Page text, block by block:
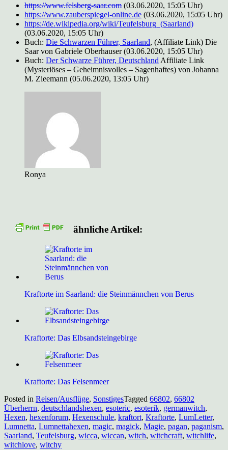
https://www.felsberg-saar.com (03.06.2020, 15:05 Uhr)
https://www.zauberspiegel-online.de (03.06.2020, 15:05 Uhr)
https://de.wikipedia.org/wiki/Teufelsburg_(Saarland)
(03.06.2020, 15:05 Uhr)
Buch: Die Schwarzen Führer, Saarland, (Affiliate Link) Die
Saar von Gabriele Oberhauser (03.06.2020, 15:05 Uhr)
Buch: Der Schwarze Führer, Deutschland Affiliate Link
(Mysteriöses – Geheimnisvolles – Sagenhaftes) von Johanna
M. Zieemann (05.06.2020, 13:05 Uhr)
Ronya
ähnliche Artikel:
Kraftorte im Saarland: die Steinmännchen von Berus
Kraftorte: Das Elbsandsteingebirge
Kraftorte: Das Felsenmeer
Posted in Reisen/Ausflüge, SonstigesTagged 66802, 66802
Überherrn, deutschlandshexen, esoteric, esoterik, germanwitch,
Hexen, hexenforum, Hexenschule, kraftort, Kraftorte, LumLetter,
Lumnetta, Lumnettahexen, magic, magick, Magie, pagan, paganism,
Saarland, Teufelsburg, wicca, wiccan, witch, witchcraft, witchlife,
witchlove, witchy